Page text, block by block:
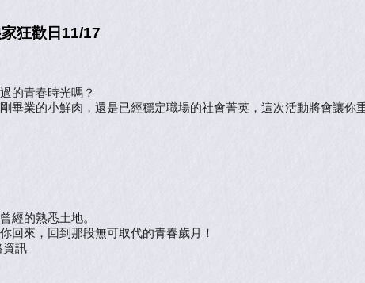
狂歡日11/17
的青春時光嗎？
畢業的小鮮肉，還是已經穩定職場的社會菁英，這次活動將會讓
經的熟悉土地。
回來，回到那段無可取代的青春歲月！
資訊